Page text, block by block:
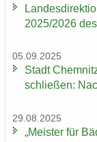
2025/2026
05.09.2025
Stadt
schlie­ßen:
29.08.2025
„Meis­ter für